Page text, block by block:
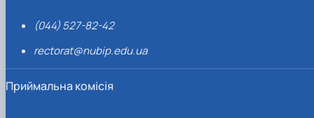
(044) 527-82-42
rectorat@nubip.edu.ua
Приймальна комісія